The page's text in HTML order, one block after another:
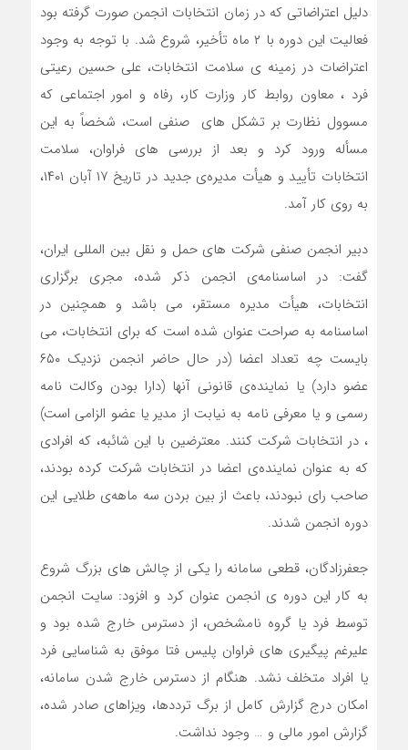
دلیل اعتراضاتی که در زمان انتخابات انجمن صورت گرفته بود
فعالیت این دوره با ۲ ماه تأخیر، شروع شد. با توجه به وجود
اعتراضات در زمینه ی سلامت انتخابات، علی حسین رعیتی
فرد ، معاون روابط کار وزارت کار، رفاه و امور اجتماعی که
مسوول نظارت بر تشکل های صنفی است، شخصاً به این
مسأله ورود کرد و بعد از بررسی های فراوان، سلامت
انتخابات تأیید و هیأت مدیره‌ی جدید در تاریخ ۱۷ آبان ۱۴۰۱،
به روی کار آمد.
دبیر انجمن صنفی شرکت های حمل و نقل بین المللی ایران،
گفت: در اساسنامه‌ی انجمن ذکر شده، مجری برگزاری
انتخابات، هیأت مدیره مستقر، می باشد و همچنین در
اساسنامه به صراحت عنوان شده است که برای انتخابات، می
بایست چه تعداد اعضا (در حال حاضر انجمن نزدیک ۶۵۰
عضو دارد) یا نماینده‌ی قانونی آنها (دارا بودن وکالت نامه
رسمی و یا معرفی نامه به نیابت از مدیر یا عضو الزامی است)
، در انتخابات شرکت کنند. معترضین با این شائبه، که افرادی
که به عنوان نماینده‌ی اعضا در انتخابات شرکت کرده بودند،
صاحب رای نبودند، باعث از بین بردن سه ماهه‌ی طلایی این
دوره انجمن شدند.
جعفرزادگان، قطعی سامانه را یکی از چالش های بزرگ شروع
به کار این دوره ی انجمن عنوان کرد و افزود: سایت انجمن
توسط فرد یا گروه نامشخص، از دسترس خارج شده بود و
علیرغم پیگیری های فراوان پلیس فتا موفق به شناسایی فرد
یا افراد متخلف نشد. هنگام از دسترس خارج شدن سامانه،
امکان درج گزارش کامل از برگ ترددها، ویزاهای صادر شده،
گزارش امور مالی و … وجود نداشت.